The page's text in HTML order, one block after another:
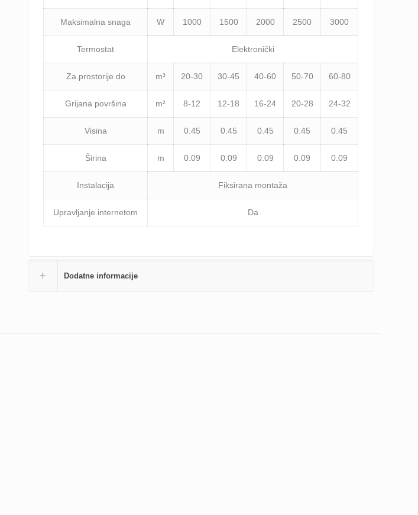
Мaksimalna snaga W 1000 1500 2000 2500 3000
Termostat Elektronički
Za prostorije do m³ 20-30 30-45 40-60 50-70 60-80
Grijana površina m² 8-12 12-18 16-24 20-28 24-32
Visina m 0.45 0.45 0.45 0.45 0.45
Širina m 0.09 0.09 0.09 0.09 0.09
Instalacija Fiksirana montaža
Upravljanje internetom Da
Dodatne informacije